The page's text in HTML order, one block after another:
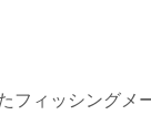
フィッシングメ